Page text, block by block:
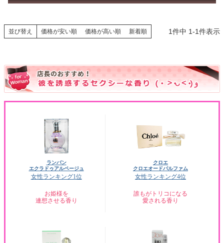
並び替え 価格が安い順 価格が高い順 新着順 1件中 1-1件表示
ランバン
エクラドゥアルページュ
女性ランキング1位
お姫様を
連想させる香り
クロエ
クロエオードパルファム
女性ランキング4位
誰もがトリコになる
愛される香り